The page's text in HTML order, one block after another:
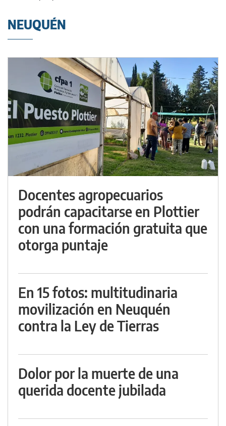
NEUQUÉN
Docentes agropecuarios
podrán capacitarse en Plottier
con una formación gratuita que
otorga puntaje
En 15 fotos: multitudinaria
movilización en Neuquén
contra la Ley de Tierras
Dolor por la muerte de una
querida docente jubilada